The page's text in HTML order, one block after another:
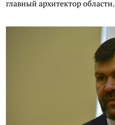
главный архитектор области.